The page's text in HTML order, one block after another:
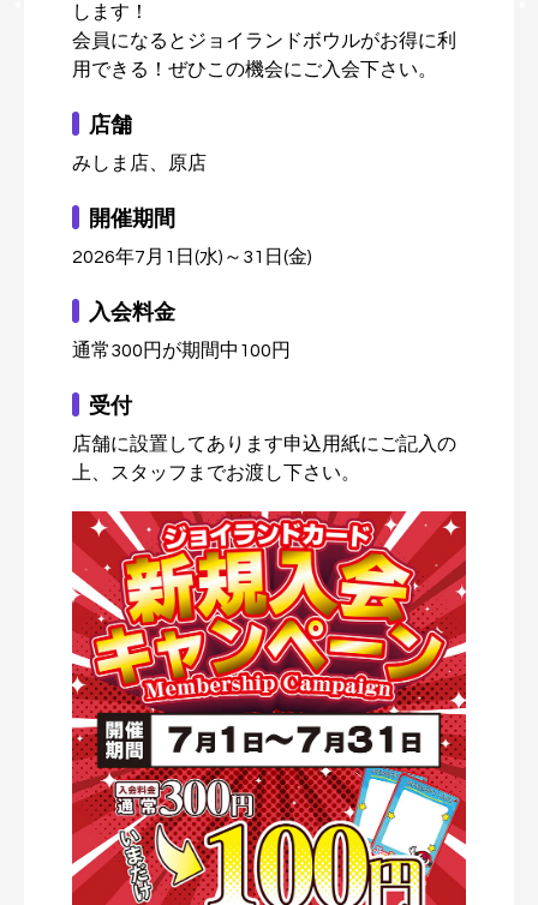
します！
会員になるとジョイランドボウルがお得に利
用できる！ぜひこの機会にご入会下さい。
店舗
みしま店、原店
開催期間
2026年7月1日(水)～31日(金)
入会料金
通常300円が期間中100円
受付
店舗に設置してあります申込用紙にご記入の
上、スタッフまでお渡し下さい。